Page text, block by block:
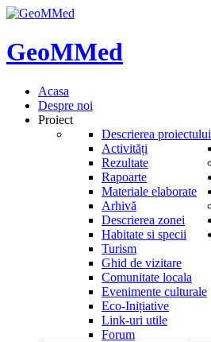
GeoMMed
Acasa
Despre noi
Proiect
Descrierea proiectului
Activități
Rezultate
Rapoarte
Materiale elaborate
Arhivă
Descrierea zonei
Habitate si specii
Turism
Ghid de vizitare
Comunitate locala
Evenimente culturale
Eco-Inițiative
Link-uri utile
Forum